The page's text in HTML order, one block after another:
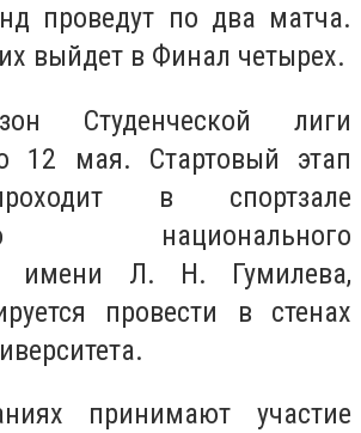
проведут по два матча.
выйдет в Финал четырех.
Студенческой лиги
12 мая. Стартовый этап
в спортзале
национального
имени Л. Н. Гумилева,
провести в стенах
принимают участие